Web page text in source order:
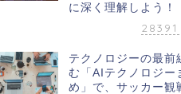
に深く理解しよう！
28391
テクノロジーの最前
む「AIテクノロジー
め」で、サッカー観